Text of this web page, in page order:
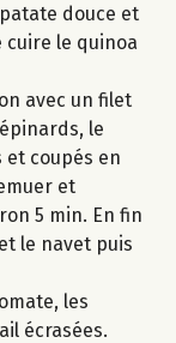
douce et
cuire le quinoa
avec un filet
le
et coupés en
et
5 min. En fin
le navet puis
les
écrasées.